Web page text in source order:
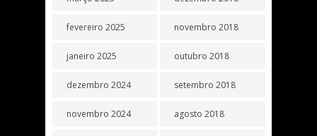
fevereiro 2025
janeiro 2025
dezembro 2024
novembro 2024
novembro 2018
outubro 2018
setembro 2018
agosto 2018